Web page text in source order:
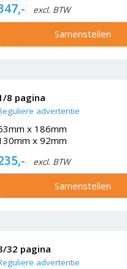
excl. BTW
Samenstellen
8 pagina
advertentie
x 186mm
x 92mm
excl. BTW
Samenstellen
32 pagina
advertentie